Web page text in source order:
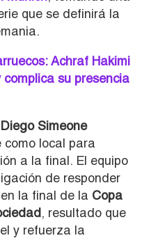
que se definirá la
Achraf Hakimi
su presencia
Diego Simeone
local para
a la final. El equipo
de responder
la final de la Copa
, resultado que
y refuerza la